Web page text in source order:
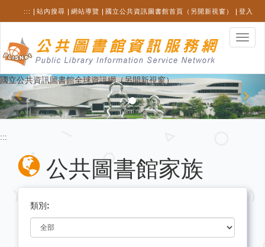
內
::: 站內搜尋 網站導覽 國立公共資訊圖書館首頁（另開新視窗） 登入
選
單
換
國立公共資訊圖書館全球資訊網（另開新視窗）
Previous
:::
公共圖書館家族
類別: